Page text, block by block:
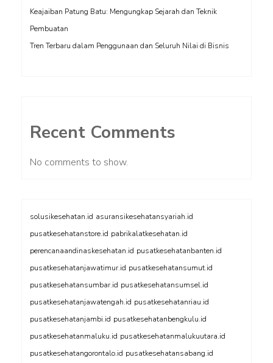
Keajaiban Patung Batu: Mengungkap Sejarah dan Teknik
Pembuatan
Tren Terbaru dalam Penggunaan dan Seluruh Nilai di Bisnis
Recent Comments
No comments to show.
solusikesehatan.id asuransikesehatansyariah.id
pusatkesehatanstore.id pabrikalatkesehatan.id
perencanaandinaskesehatan.id pusatkesehatanbanten.id
pusatkesehatanjawatimur.id pusatkesehatansumut.id
pusatkesehatansumbar.id pusatkesehatansumsel.id
pusatkesehatanjawatengah.id pusatkesehatanriau.id
pusatkesehatanjambi.id pusatkesehatanbengkulu.id
pusatkesehatanmaluku.id pusatkesehatanmalukuutara.id
pusatkesehatangorontalo.id pusatkesehatansabang.id